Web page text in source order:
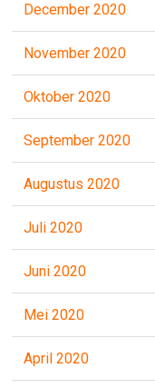
December 2020
November 2020
Oktober 2020
September 2020
Augustus 2020
Juli 2020
Juni 2020
Mei 2020
April 2020